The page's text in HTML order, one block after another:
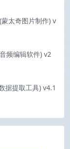
太奇图片制作) v
频编辑软件) v2
据提取工具) v4.1